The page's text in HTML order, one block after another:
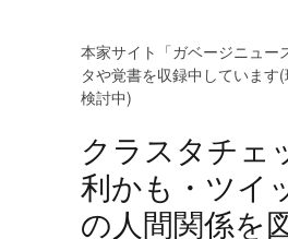
本家サイト「ガベージニュー
タや覚書を収録中しています
検討中)
クラスタチェ
利かも・ツイ
の人間関係を